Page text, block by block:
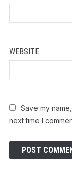
WEBSITE
Save my
next time I